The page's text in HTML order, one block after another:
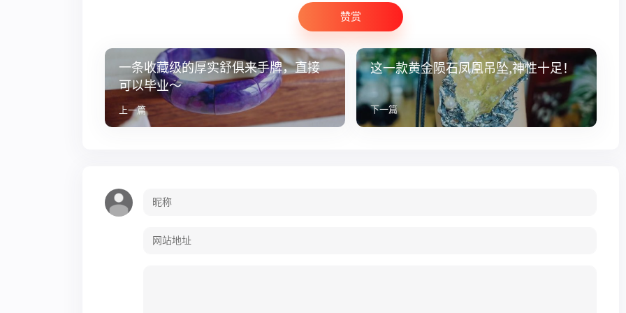
赞赏
一条收藏级的厚实舒俱来手牌，直接
可以毕业～
上一篇
这一款黄金陨石凤凰吊坠,神性十足！
下一篇